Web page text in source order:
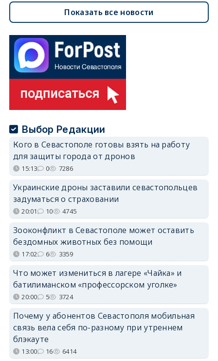
Показать все новости
Выбор Редакции
Кого в Севастополе готовы взять на работу
для защиты города от дронов
15:13 0 7286
Украинские дроны заставили севастопольцев
задуматься о страховании
20:01 10 4745
Зооконфликт в Севастополе может оставить
бездомных животных без помощи
17:02 6 3359
Что может измениться в лагере «Чайка» и
батилиманском «профессорском уголке»
20:00 5 3724
Почему у абонентов Севастополя мобильная
связь вела себя по-разному при утреннем
блэкауте
13:00 16 6414